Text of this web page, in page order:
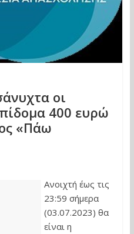
οι
400 ευρώ
«Πάω
Ανοιχτή έως τις
23:59 σήμερα
(03.07.2023) θα
είναι η